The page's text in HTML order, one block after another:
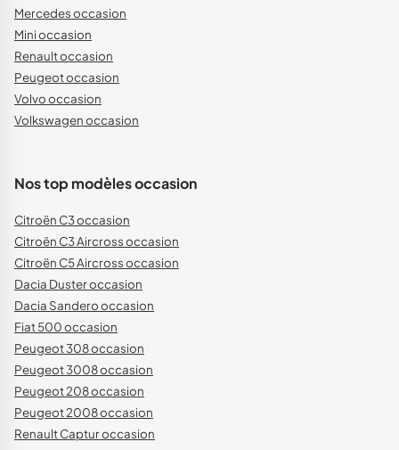
Mercedes occasion
Mini occasion
Renault occasion
Peugeot occasion
Volvo occasion
Volkswagen occasion
Nos top modèles occasion
Citroën C3 occasion
Citroën C3 Aircross occasion
Citroën C5 Aircross occasion
Dacia Duster occasion
Dacia Sandero occasion
Fiat 500 occasion
Peugeot 308 occasion
Peugeot 3008 occasion
Peugeot 208 occasion
Peugeot 2008 occasion
Renault Captur occasion